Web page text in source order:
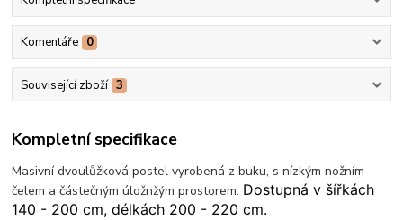
Komentáře 0
Související zboží 3
Kompletní specifikace
Masivní dvoulůžková postel vyrobená z buku, s nízkým nožním
čelem a částečným úložnžým prostorem. Dostupná v šířkách
140 - 200 cm, délkách 200 - 220 cm.